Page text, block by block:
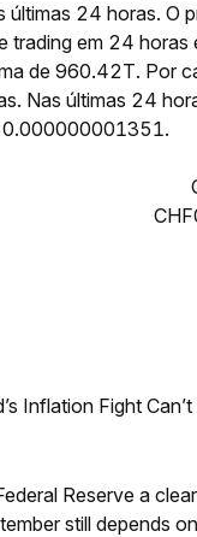
24 horas. O
em 24 horas
de 960.42T. Por
Nas últimas 24
0.000000001351.
Inflation Fight
Reserve a
still depends